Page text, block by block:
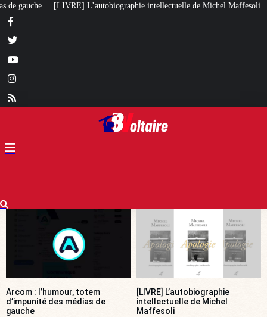
intellectuelle de Michel Maffesoli Pour regagner son influence en
Arcom : l’humour, totem
d’impunité des médias de
gauche
[LIVRE] L’autobiographie
intellectuelle de Michel
Maffesoli